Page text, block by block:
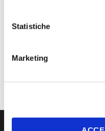
Statistiche
Marketing
MARCA
TIPOLOGIA